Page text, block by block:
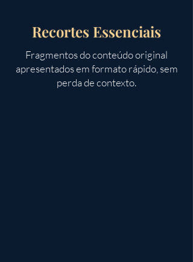
Recortes Essenciais
Fragmentos do conteúdo original
apresentados em formato rápido, sem
perda de contexto.